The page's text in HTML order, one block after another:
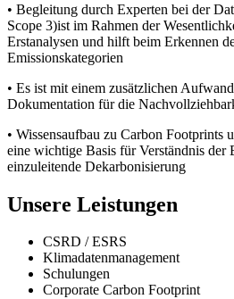
• Begleitung durch Experten bei der
Scope 3)ist im Rahmen der
Erstanalysen und hilft beim Erkennen
Emissionskategorien
• Es ist mit einem zusätzlichen
Dokumentation für die
• Wissensaufbau zu Carbon Footprints
eine wichtige Basis für Verständnis der
einzuleitende Dekarbonisierung
Unsere Leistungen
CSRD / ESRS
Klimadatenmanagement
Schulungen
Corporate Carbon Footprint